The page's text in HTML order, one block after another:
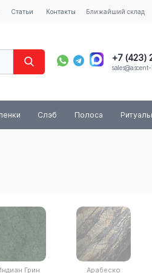
Статьи Контакты Ближайший склад
+7 (423)
8 (800)
Слэб Полоса
Грин
Арабеско